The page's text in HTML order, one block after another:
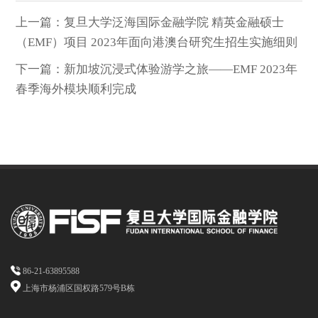
到：
上一篇：复旦大学泛海国际金融学院 精英金融硕士
（EMF）项目 2023年面向港澳台研究生招生实施细则
下一篇：新加坡沉浸式体验游学之旅——EMF 2023年
春季海外模块顺利完成
86-21-63895588
上海市杨浦区国权路579号B栋